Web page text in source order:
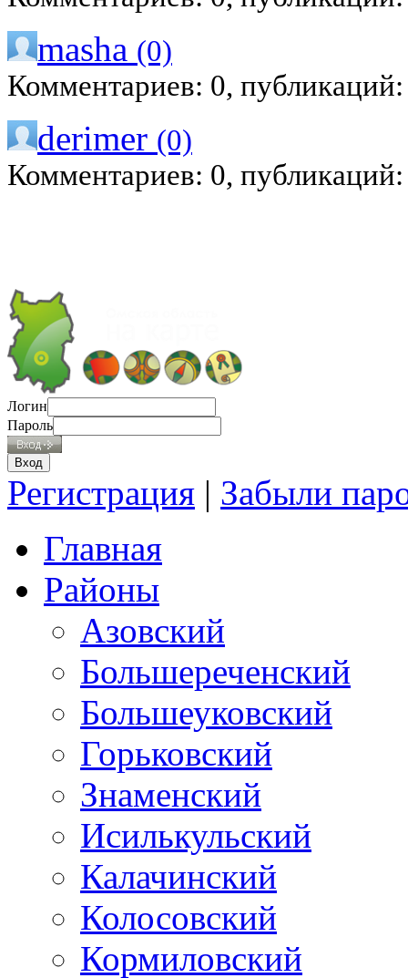
masha (0)
Комментариев: 0,
derimer (0)
Комментариев: 0,
Логин
Пароль
Регистрация | Забыли
Главная
Районы
Азовский
Большереченский
Большеуковский
Горьковский
Знаменский
Исилькульский
Калачинский
Колосовский
Кормиловский